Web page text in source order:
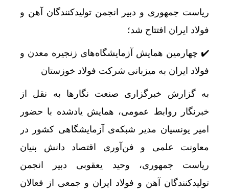
ریاست جمهوری و دبیر انجمن‌ تولیدکنندگان آهن و
فولاد ایران افتتاح شد؛
✔️ چهارمین همایش آزمایشگاه‌های زنجیره معدن و
فولاد ایران به میزبانی شرکت فولاد خوزستان
به گزارش خبرگزاری صنعت نگارها به نقل از
خبرنگار روابط عمومی، همایش یادشده با حضور
امیر یونسیان مدیر شبکه‌ی آزمایشگاهی کشور در
معاونت علمی و فن‌آوری اقتصاد دانش بنیان
ریاست جمهوری، وحید یعقوبی دبیر انجمن
تولیدکنندگان آهن و فولاد ایران و جمعی از فعالان